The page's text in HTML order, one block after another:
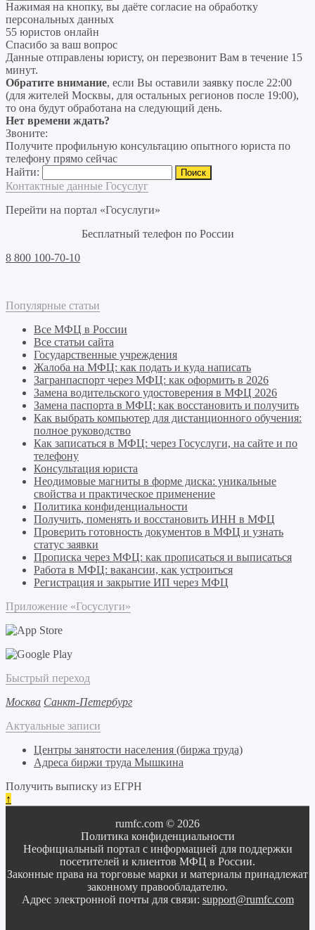
Нажимая на кнопку, вы даёте согласие на обработку
персональных данных
55 юристов онлайн
Спасибо за ваш вопрос
Данные отправлены юристу, он перезвонит Вам в течение 15
минут.
Обратите внимание, если Вы оставили заявку после 22:00
(для жителей Москвы, для остальных регионов после 19:00),
то она будут обработана на следующий день.
Нет времени ждать?
Звоните:
Получите профильную консультацию опытного юриста по
телефону прямо сейчас
Найти:
Контактные данные Госуслуг
Перейти на портал «Госуслуги»
Бесплатный телефон по России
8 800 100-70-10
Популярные статьи
Все МФЦ в России
Все статьи сайта
Государственные учреждения
Жалоба на МФЦ: как подать и куда написать
Загранпаспорт через МФЦ: как оформить в 2026
Замена водительского удостоверения в МФЦ 2026
Замена паспорта в МФЦ: как восстановить и получить
Как выбрать компьютер для дистанционного обучения:
полное руководство
Как записаться в МФЦ: через Госуслуги, на сайте и по
телефону
Консультация юриста
Неодимовые магниты в форме диска: уникальные
свойства и практическое применение
Политика конфиденциальности
Получить, поменять и восстановить ИНН в МФЦ
Проверить готовность документов в МФЦ и узнать
статус заявки
Прописка через МФЦ: как прописаться и выписаться
Работа в МФЦ: вакансии, как устроиться
Регистрация и закрытие ИП через МФЦ
Приложение «Госуслуги»
Быстрый переход
Москва Санкт-Петербург
Актуальные записи
Центры занятости населения (биржа труда)
Адреса биржи труда Мышкина
Получить выписку из ЕГРН
↑
rumfc.com © 2026
Политика конфиденциальности
Неофициальный портал с информацией для поддержки
посетителей и клиентов МФЦ в России.
Законные права на торговые марки и материалы принадлежат
законному правообладателю.
Адрес электронной почты для связи: support@rumfc.com